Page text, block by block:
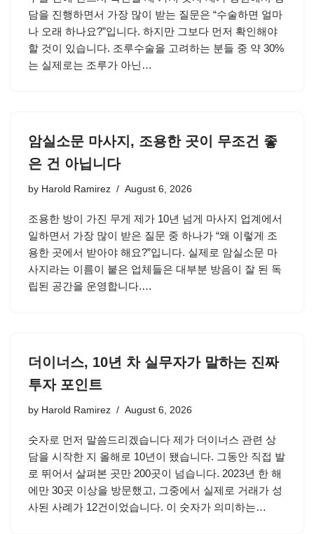
담을 진행하면서 가장 많이 받는 질문은 “수술하면 얼마
나 오래 하나요?”입니다. 하지만 그보다 먼저 확인해야
할 것이 있습니다. 조루수술을 고려하는 분들 중 약 30%
는 실제로는 조루가 아닌…
암실소문 마사지, 조용한 곳이 무조건 좋
은 건 아닙니다
by Harold Ramirez August 6, 2026
조용한 방이 가진 무게 제가 10년 넘게 마사지 업계에서
일하면서 가장 많이 받은 질문 중 하나가 “왜 이렇게 조
용한 곳에서 받아야 해요?”입니다. 실제로 암실소문 마
사지라는 이름이 붙은 업체들은 대부분 방음이 잘 된 독
립된 공간을 운영합니다.…
더이너스, 10년 차 실무자가 말하는 진짜
투자 포인트
by Harold Ramirez August 6, 2026
숫자로 먼저 말씀드리겠습니다 제가 더이너스 관련 상
담을 시작한 지 올해로 10년이 됐습니다. 그동안 직접 발
로 뛰어서 살펴본 곳만 200곳이 넘습니다. 2023년 한 해
에만 30곳 이상을 방문했고, 그중에서 실제로 거래가 성
사된 사례가 12건이었습니다. 이 숫자가 의미하는…